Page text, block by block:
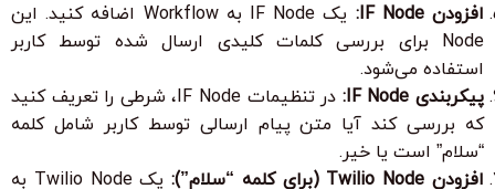
افزودن IF Node:
یک IF Node به Workflow اضافه کنید. این
Node برای بررسی کلمات کلیدی ارسال شده توسط کاربر
استفاده می‌شود.
پیکربندی IF Node:
در تنظیمات IF Node، شرطی را تعریف کنید
که بررسی کند آیا متن پیام ارسالی توسط کاربر شامل کلمه
“سلام” است یا خیر.
افزودن Twilio Node (برای کلمه “سلام”):
یک Twilio Node به